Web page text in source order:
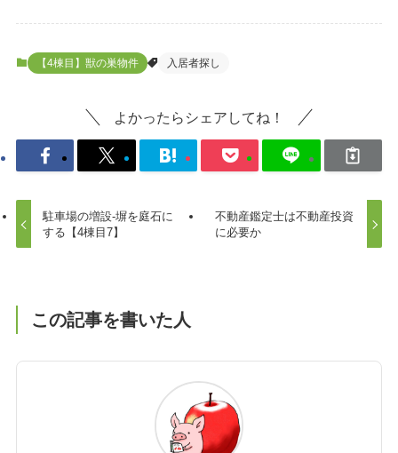
【4棟目】獣の巣物件 入居者探し
よかったらシェアしてね！
駐車場の増設-塀を庭石に
する【4棟目7】
不動産鑑定士は不動産投資
に必要か
この記事を書いた人